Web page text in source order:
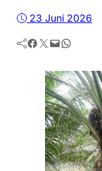
23 Juni 2026
Facebook Twitter Mail WhatsApp